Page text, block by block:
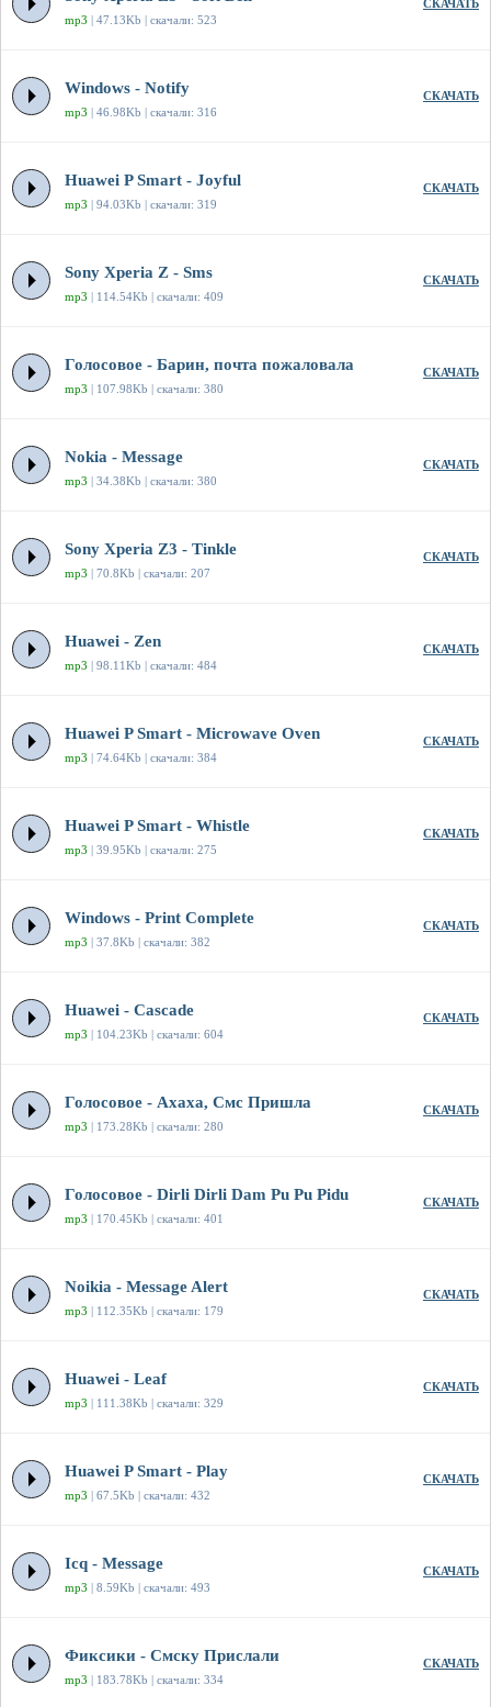
mp3 | 47.13Kb | скачали: 523
СКАЧАТЬ
Windows - Notify
mp3 | 46.98Kb | скачали: 316
СКАЧАТЬ
Huawei P Smart - Joyful
mp3 | 94.03Kb | скачали: 319
СКАЧАТЬ
Sony Xperia Z - Sms
mp3 | 114.54Kb | скачали: 409
СКАЧАТЬ
Голосовое - Барин, почта пожаловала
mp3 | 107.98Kb | скачали: 380
СКАЧАТЬ
Nokia - Message
mp3 | 34.38Kb | скачали: 380
СКАЧАТЬ
Sony Xperia Z3 - Tinkle
mp3 | 70.8Kb | скачали: 207
СКАЧАТЬ
Huawei - Zen
mp3 | 98.11Kb | скачали: 484
СКАЧАТЬ
Huawei P Smart - Microwave Oven
mp3 | 74.64Kb | скачали: 384
СКАЧАТЬ
Huawei P Smart - Whistle
mp3 | 39.95Kb | скачали: 275
СКАЧАТЬ
Windows - Print Complete
mp3 | 37.8Kb | скачали: 382
СКАЧАТЬ
Huawei - Cascade
mp3 | 104.23Kb | скачали: 604
СКАЧАТЬ
Голосовое - Ахаха, Смс Пришла
mp3 | 173.28Kb | скачали: 280
СКАЧАТЬ
Голосовое - Dirli Dirli Dam Pu Pu Pidu
mp3 | 170.45Kb | скачали: 401
СКАЧАТЬ
Noikia - Message Alert
mp3 | 112.35Kb | скачали: 179
СКАЧАТЬ
Huawei - Leaf
mp3 | 111.38Kb | скачали: 329
СКАЧАТЬ
Huawei P Smart - Play
mp3 | 67.5Kb | скачали: 432
СКАЧАТЬ
Icq - Message
mp3 | 8.59Kb | скачали: 493
СКАЧАТЬ
Фиксики - Смску Прислали
mp3 | 183.78Kb | скачали: 334
СКАЧАТЬ